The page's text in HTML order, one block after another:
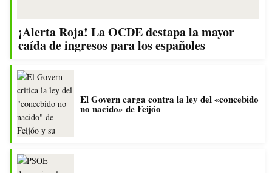
¡Alerta Roja! La OCDE destapa la mayor
caída de ingresos para los españoles
El Govern carga contra la ley del «concebido
no nacido» de Feijóo